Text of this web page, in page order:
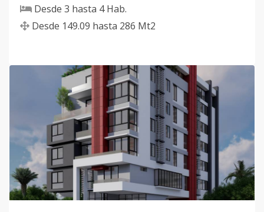
Desde 3 hasta 4Hab.
Desde 149.09 hasta 286 Mt2